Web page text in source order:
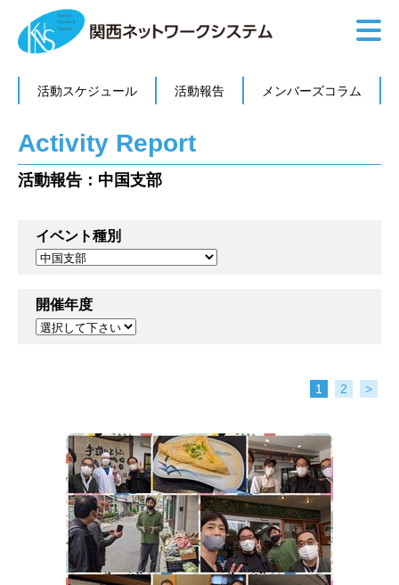
活動スケジュール 活動報告 メンバーズコラム
Activity Report
活動報告：中国支部
イベント種別
開催年度
1 2 >